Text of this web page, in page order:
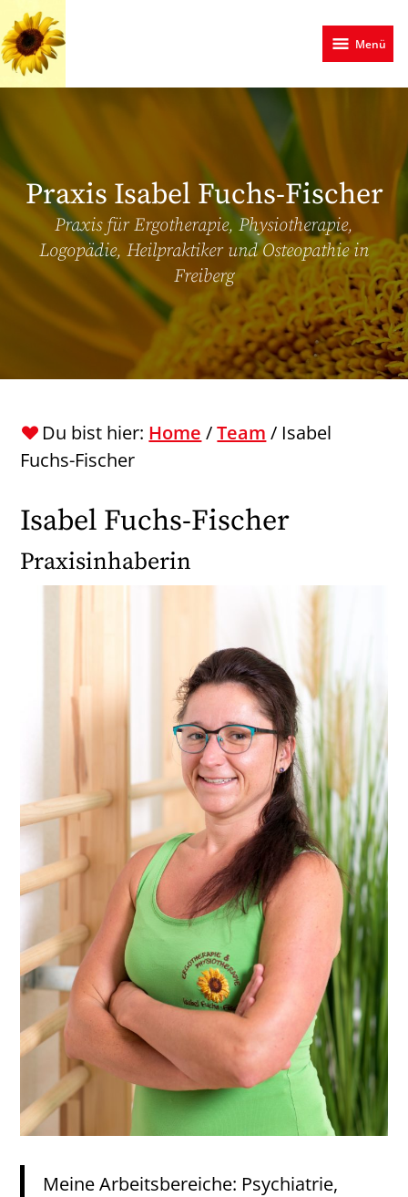
Zum
Hauptinhalt
springen
Menü
Praxis Isabel Fuchs-Fischer
Praxis für Ergotherapie, Physiotherapie,
Logopädie, Heilpraktiker und Osteopathie in
Freiberg
Du bist hier: Home /Team / Isabel
Fuchs-Fischer
Isabel Fuchs-Fischer
Praxisinhaberin
Meine Arbeitsbereiche: Psychiatrie,